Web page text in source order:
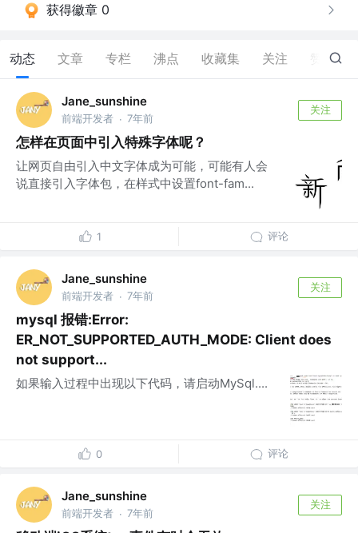
获得徽章 0
动态 文章 专栏 沸点 收藏集 关注 2
Jane_sunshine
前端开发者 · 7年前
关注
怎样在页面中引入特殊字体呢？
让网页自由引入中文字体成为可能，可能有人会
说直接引入字体包，在样式中设置font-fam...
1 评论
Jane_sunshine
前端开发者 · 7年前
关注
mysql 报错:Error:
ER_NOT_SUPPORTED_AUTH_MODE: Client does
not support...
如果输入过程中出现以下代码，请启动MySql....
0 评论
Jane_sunshine
前端开发者 · 7年前
关注